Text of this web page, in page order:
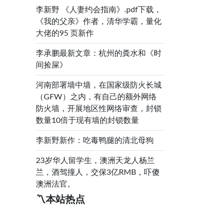
李新野 《人妻约会指南》.pdf下载，
《我的父亲》作者，清华学霸，量化
大佬的95 页新作
李承鹏最新文章：杭州的粪水和《时
间捡屎》
河南部署墙中墙，在国家级防火长城
（GFW）之内，有自己的额外网络
防火墙，开展地区性网络审查，封锁
数量10倍于现有墙的封锁数量
李新野新作：吃毒鸭腿的清北母狗
23岁华人留学生，澳洲天龙人杨兰
兰，酒驾撞人，交保3亿RMB，吓傻
澳洲法官。
〽️本站热点